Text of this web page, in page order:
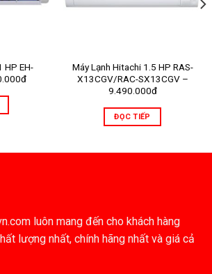
HP EH-
Máy Lạnh Hitachi 1.5 HP RAS-
X13CGV/RAC-SX13CGV –
9.490.000đ
ĐỌC TIẾP
luôn mang đến cho khách hàng
lượng nhất, chính hãng nhất và giá cả